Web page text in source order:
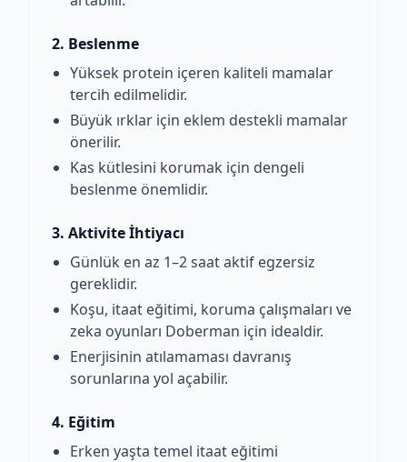
2. Beslenme
Yüksek protein içeren kaliteli mamalar
tercih edilmelidir.
Büyük ırklar için eklem destekli mamalar
önerilir.
Kas kütlesini korumak için dengeli
beslenme önemlidir.
3. Aktivite İhtiyacı
Günlük en az 1–2 saat aktif egzersiz
gereklidir.
Koşu, itaat eğitimi, koruma çalışmaları ve
zeka oyunları Doberman için idealdir.
Enerjisinin atılamaması davranış
sorunlarına yol açabilir.
4. Eğitim
Erken yaşta temel itaat eğitimi